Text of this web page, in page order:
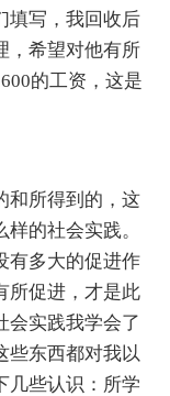
填写，我回收后
，希望对他有所
的工资，这是
和所得到的，这
的社会实践。
有多大的促进作
所促进，才是此
会实践我学会了
些东西都对我以
几些认识：所学